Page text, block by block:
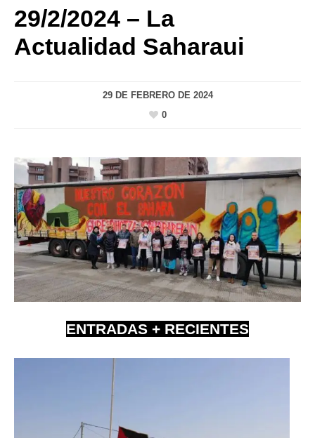
29/2/2024 – La
Actualidad Saharaui
29 DE FEBRERO DE 2024
0
ENTRADAS + RECIENTES